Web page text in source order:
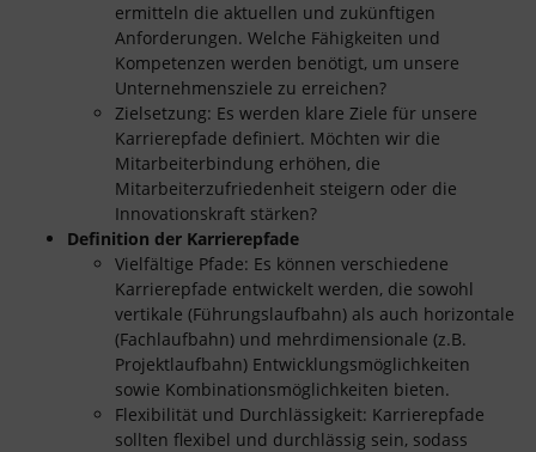
ermitteln die aktuellen und zukünftigen
Anforderungen. Welche Fähigkeiten und
Kompetenzen werden benötigt, um unsere
Unternehmensziele zu erreichen?
Zielsetzung: Es werden klare Ziele für unsere
Karrierepfade definiert. Möchten wir die
Mitarbeiterbindung erhöhen, die
Mitarbeiterzufriedenheit steigern oder die
Innovationskraft stärken?
Definition der Karrierepfade
Vielfältige Pfade: Es können verschiedene
Karrierepfade entwickelt werden, die sowohl
vertikale (Führungslaufbahn) als auch horizontale
(Fachlaufbahn) und mehrdimensionale (z.B.
Projektlaufbahn) Entwicklungsmöglichkeiten
sowie Kombinationsmöglichkeiten bieten.
Flexibilität und Durchlässigkeit: Karrierepfade
sollten flexibel und durchlässig sein, sodass